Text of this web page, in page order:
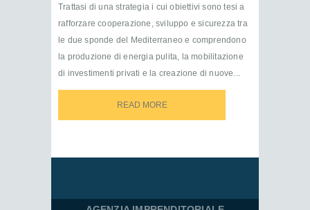
Trattasi di una strategia i cui obiettivi sono tesi a
rafforzare cooperazione, sviluppo e sicurezza tra
le due sponde del Mediterraneo e comprendono
la produzione di energia pulita, la mobilitazione
di investimenti privati e la creazione di nuove...
READ MORE